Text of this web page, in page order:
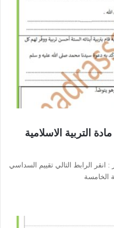
التربية الاسلامية
الرابط التالي تقييم السداسي
الخامسة